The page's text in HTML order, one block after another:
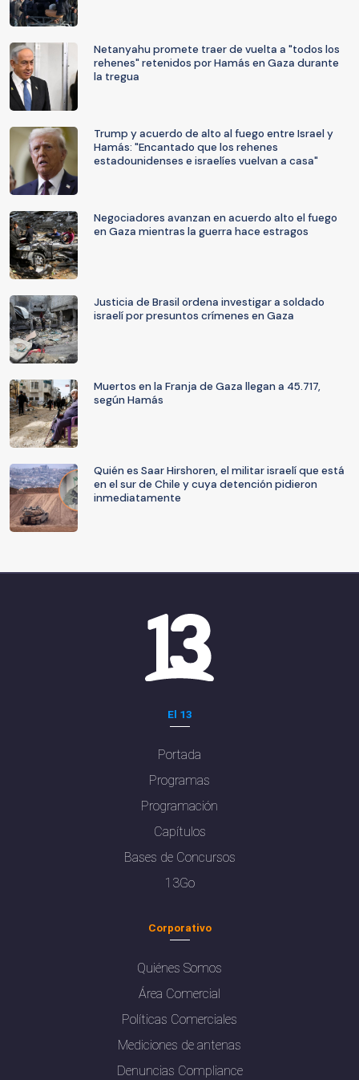
Netanyahu promete traer de vuelta a "todos los
rehenes" retenidos por Hamás en Gaza durante
la tregua
Trump y acuerdo de alto al fuego entre Israel y
Hamás: "Encantado que los rehenes
estadounidenses e israelíes vuelvan a casa"
Negociadores avanzan en acuerdo alto el fuego
en Gaza mientras la guerra hace estragos
Justicia de Brasil ordena investigar a soldado
israelí por presuntos crímenes en Gaza
Muertos en la Franja de Gaza llegan a 45.717,
según Hamás
Quién es Saar Hirshoren, el militar israelí que está
en el sur de Chile y cuya detención pidieron
inmediatamente
El 13
Portada
Programas
Programación
Capítulos
Bases de Concursos
13Go
Corporativo
Quiénes Somos
Área Comercial
Políticas Comerciales
Mediciones de antenas
Denuncias Compliance